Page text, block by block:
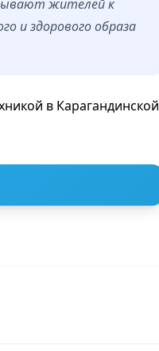
жителей к
и здорового образа
в Карагандинской